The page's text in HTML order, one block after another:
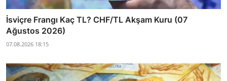
İsviçre Frangı Kaç TL? CHF/TL Akşam Kuru (07
Ağustos 2026)
07.08.2026 18:15